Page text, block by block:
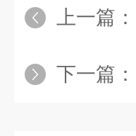
上一篇：
下一篇：